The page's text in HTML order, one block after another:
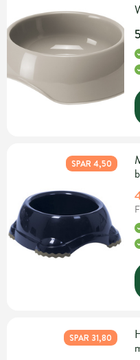
SPAR 4,50
SPAR 31,80